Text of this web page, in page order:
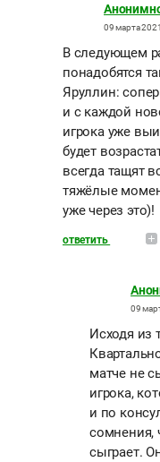
09 марта
В следующем
понадобятся
Яруллин:
и с каждой
игрока уже
будет
всегда тащят
тяжёлые
уже через это)!
ответить
09
Исходя из
матче не
игрока,
и по
сомнения,
сыграет.